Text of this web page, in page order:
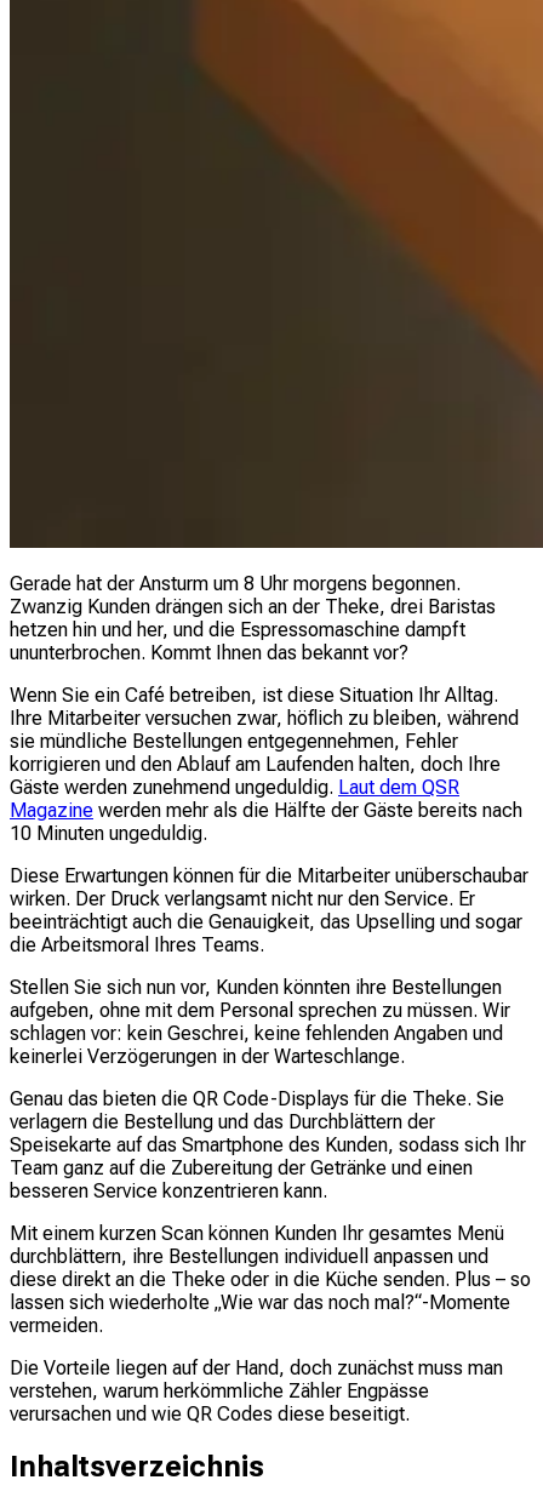
Gerade hat der Ansturm um 8 Uhr morgens begonnen.
Zwanzig Kunden drängen sich an der Theke, drei Baristas
hetzen hin und her, und die Espressomaschine dampft
ununterbrochen. Kommt Ihnen das bekannt vor?
Wenn Sie ein Café betreiben, ist diese Situation Ihr Alltag.
Ihre Mitarbeiter versuchen zwar, höflich zu bleiben, während
sie mündliche Bestellungen entgegennehmen, Fehler
korrigieren und den Ablauf am Laufenden halten, doch Ihre
Gäste werden zunehmend ungeduldig. Laut dem QSR
Magazine werden mehr als die Hälfte der Gäste bereits nach
10 Minuten ungeduldig.
Diese Erwartungen können für die Mitarbeiter unüberschaubar
wirken. Der Druck verlangsamt nicht nur den Service. Er
beeinträchtigt auch die Genauigkeit, das Upselling und sogar
die Arbeitsmoral Ihres Teams.
Stellen Sie sich nun vor, Kunden könnten ihre Bestellungen
aufgeben, ohne mit dem Personal sprechen zu müssen. Wir
schlagen vor: kein Geschrei, keine fehlenden Angaben und
keinerlei Verzögerungen in der Warteschlange.
Genau das bieten die QR Code-Displays für die Theke. Sie
verlagern die Bestellung und das Durchblättern der
Speisekarte auf das Smartphone des Kunden, sodass sich Ihr
Team ganz auf die Zubereitung der Getränke und einen
besseren Service konzentrieren kann.
Mit einem kurzen Scan können Kunden Ihr gesamtes Menü
durchblättern, ihre Bestellungen individuell anpassen und
diese direkt an die Theke oder in die Küche senden. Plus – so
lassen sich wiederholte „Wie war das noch mal?“-Momente
vermeiden.
Die Vorteile liegen auf der Hand, doch zunächst muss man
verstehen, warum herkömmliche Zähler Engpässe
verursachen und wie QR Codes diese beseitigt.
Inhaltsverzeichnis